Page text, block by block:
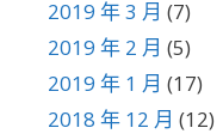
2019 年 3 月 (7)
2019 年 2 月 (5)
2019 年 1 月 (17)
2018 年 12 月 (12)